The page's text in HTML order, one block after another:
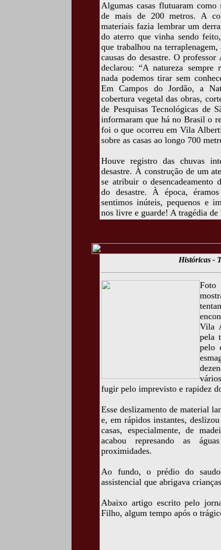
Algumas casas flutuaram como
de mais de 200 metros. A
materiais fazia lembrar um
do aterro que vinha sendo
que trabalhou na
causas do desastre. O
declarou: “A natureza sempre
nada podemos tirar sem
Em Campos do Jordão, a
cobertura vegetal das obras,
de Pesquisas Tecnológicas de
informaram que há no Brasil o
foi o que ocorreu em Vila
sobre as casas ao longo 700
Houve registro das chuvas
desastre. À construção de um
se atribuir o desencadeamento
do desastre. À época,
sentimos inúteis, pequenos e
nos livre e guarde! A tragédia
Históricas -
Vila
pela
pelo
fugir pelo imprevisto e rapidez
Esse deslizamento de material
e, em rápidos instantes,
casas, especialmente, de
acabou represando as
proximidades.
Ao fundo, o prédio do
assistencial que abrigava
Abaixo artigo escrito pelo
Filho, algum tempo após o